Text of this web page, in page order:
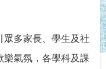
多家長、學生及社
氣氛，各學科及課